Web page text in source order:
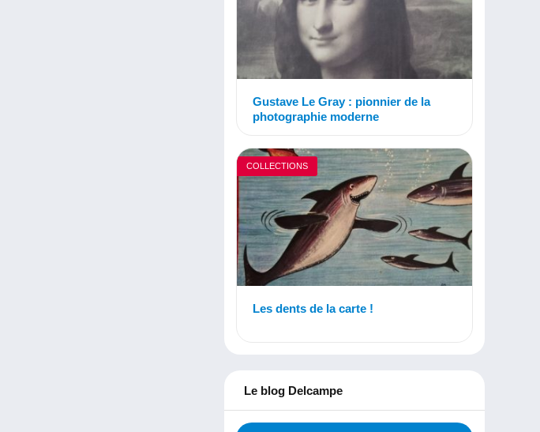
Gustave Le Gray : pionnier de la
photographie moderne
COLLECTIONS
Les dents de la carte !
Le blog Delcampe